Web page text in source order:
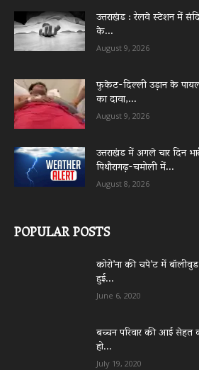
उत्तराखंड : रेलवे स्टेशन में
के...
August 9, 2026
फुकेट-दिल्ली उड़ान के
का दावा,...
August 9, 2026
उत्तराखंड में अगले चार दिन
पिथौरागढ़-चमोली में...
August 8, 2026
POPULAR POSTS
कोरो’ना की चपे’ट में
हुई...
June 6, 2020
बच्चन परिवार की आई सेहत
हो...
July 19, 2020